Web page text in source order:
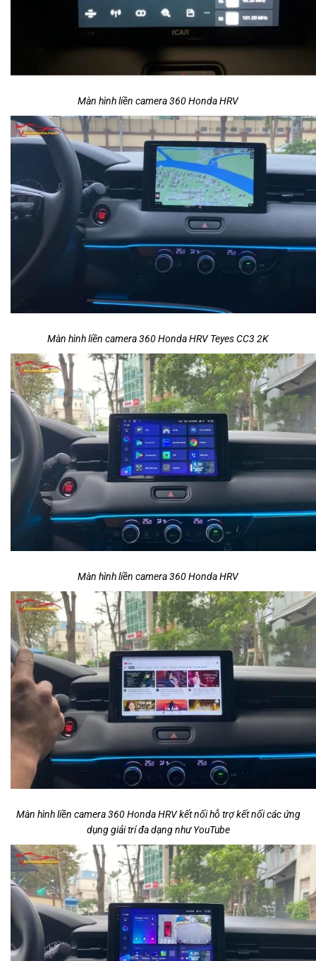
Màn hình liền camera 360 Honda HRV
Màn hình liền camera 360 Honda HRV Teyes CC3 2K
Màn hình liền camera 360 Honda HRV
Màn hình liền camera 360 Honda HRV kết nối hỗ trợ kết nối các ứng
dụng giải trí đa dạng như YouTube